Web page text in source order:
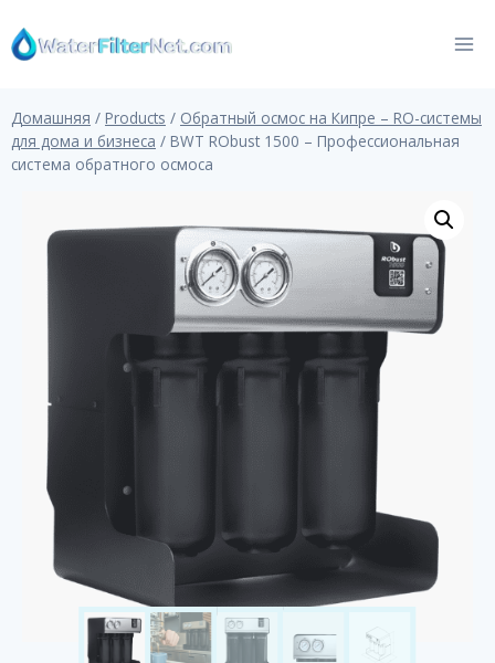
контенту
Домашняя / Products / Обратный осмос на Кипре – RO-системы
для дома и бизнеса / BWT RObust 1500 – Профессиональная
система обратного осмоса